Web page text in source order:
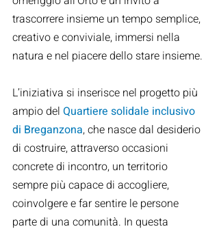
trascorrere insieme un tempo semplice,
creativo e conviviale, immersi nella
natura e nel piacere dello stare insieme.
L’iniziativa si inserisce nel progetto più
ampio del Quartiere solidale inclusivo
di Breganzona, che nasce dal desiderio
di costruire, attraverso occasioni
concrete di incontro, un territorio
sempre più capace di accogliere,
coinvolgere e far sentire le persone
parte di una comunità. In questa